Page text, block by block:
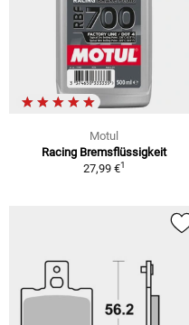
Motul
Racing Bremsflüssigkeit
27,99 €1